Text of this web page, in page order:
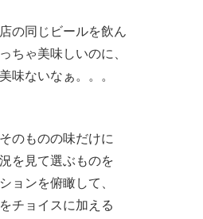
の同じビールを飲ん
ちゃ美味しいのに、
味ないなぁ。。。
のものの味だけに
を見て選ぶものを
ョンを俯瞰して、
チョイスに加える